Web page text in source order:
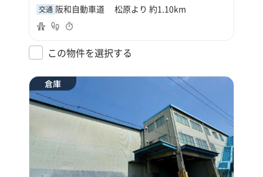
交通 阪和自動車道 松原より 約1.10km
この物件を選択する
倉庫